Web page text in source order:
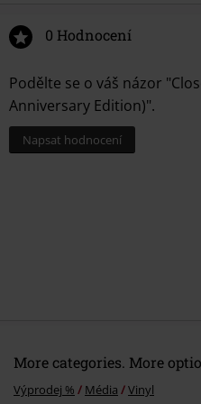
0 Hodnocení
Podělte se o váš názor
Anniversary Edition)".
Napsat hodnocení
More categories. More
Výprodej % Média Vinyl